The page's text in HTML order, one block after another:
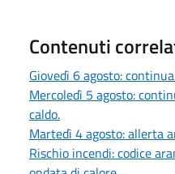
Contenuti
Giovedì 6 agosto:
Mercoledì 5 agosto:
caldo.
Martedì 4 agosto: allerta
Rischio incendi: codice